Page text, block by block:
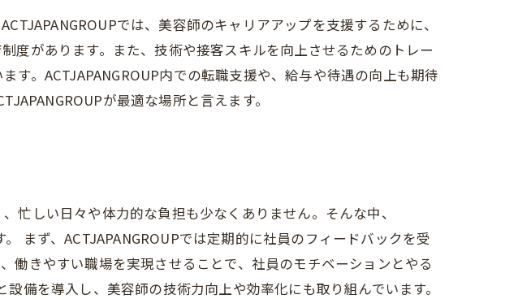
では、美容師のキャリアアップを支援するために、
度があります。また、技術や接客スキルを向上させるためのトレー
。ACTJAPANGROUP内での転職支援や、給与や待遇の向上も期待
が最適な場所と言えます。
忙しい日々や体力的な負担も少なくありません。そんな中、
まず、ACTJAPANGROUPでは定期的に社員のフィードバックを受
働きやすい職場を実現させることで、社員のモチベーションとやる
備を導入し、美容師の技術力向上や効率化にも取り組んでいます。